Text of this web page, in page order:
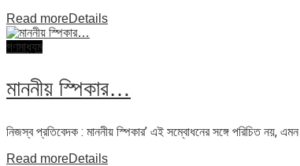
Read moreDetails
গণমাধ্যম
মাননীয় স্পিকার…
নিজস্ব প্রতিবেদক : মাননীয় স্পিকার’ এই সম্বোধনের সঙ্গে পরিচিত নয়,
Read moreDetails